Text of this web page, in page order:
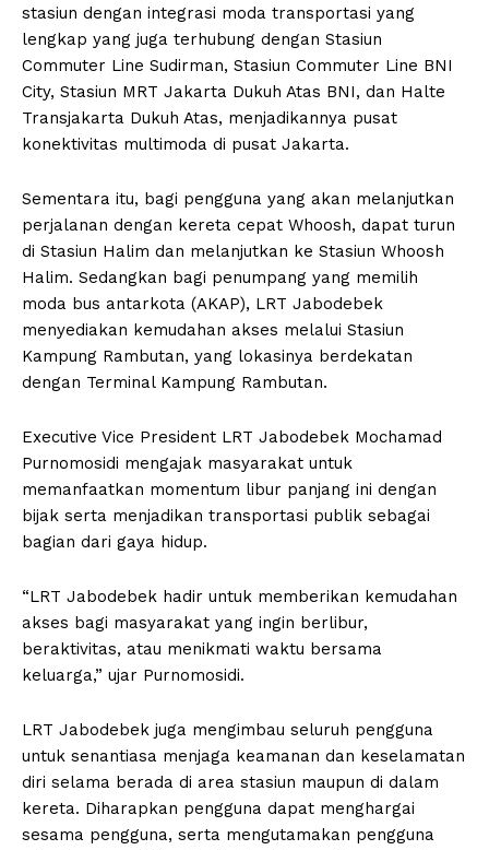
stasiun dengan integrasi moda transportasi yang
lengkap yang juga terhubung dengan Stasiun
Commuter Line Sudirman, Stasiun Commuter Line BNI
City, Stasiun MRT Jakarta Dukuh Atas BNI, dan Halte
Transjakarta Dukuh Atas, menjadikannya pusat
konektivitas multimoda di pusat Jakarta.
Sementara itu, bagi pengguna yang akan melanjutkan
perjalanan dengan kereta cepat Whoosh, dapat turun
di Stasiun Halim dan melanjutkan ke Stasiun Whoosh
Halim. Sedangkan bagi penumpang yang memilih
moda bus antarkota (AKAP), LRT Jabodebek
menyediakan kemudahan akses melalui Stasiun
Kampung Rambutan, yang lokasinya berdekatan
dengan Terminal Kampung Rambutan.
Executive Vice President LRT Jabodebek Mochamad
Purnomosidi mengajak masyarakat untuk
memanfaatkan momentum libur panjang ini dengan
bijak serta menjadikan transportasi publik sebagai
bagian dari gaya hidup.
“LRT Jabodebek hadir untuk memberikan kemudahan
akses bagi masyarakat yang ingin berlibur,
beraktivitas, atau menikmati waktu bersama
keluarga,” ujar Purnomosidi.
LRT Jabodebek juga mengimbau seluruh pengguna
untuk senantiasa menjaga keamanan dan keselamatan
diri selama berada di area stasiun maupun di dalam
kereta. Diharapkan pengguna dapat menghargai
sesama pengguna, serta mengutamakan pengguna